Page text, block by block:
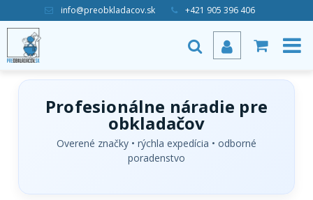
info@preobkladacov.sk +421 905 396 406
Profesionálne náradie pre
obkladačov
Overené značky • rýchla expedícia • odborné
poradenstvo